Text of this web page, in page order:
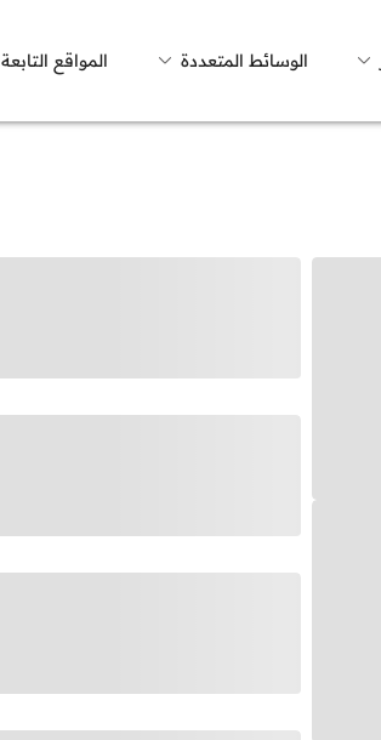
الوسائط المتعددة المواقع التابعة